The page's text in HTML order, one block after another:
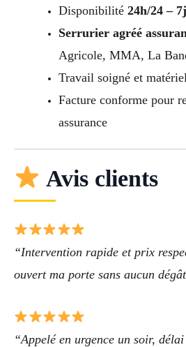
Disponibilité 24h/24 –
Serrurier agréé
Agricole, MMA, La
Travail soigné et
Facture conforme pour
assurance
Avis clients
“Intervention rapide et prix
ouvert ma porte sans aucun
“Appelé en urgence un soir,